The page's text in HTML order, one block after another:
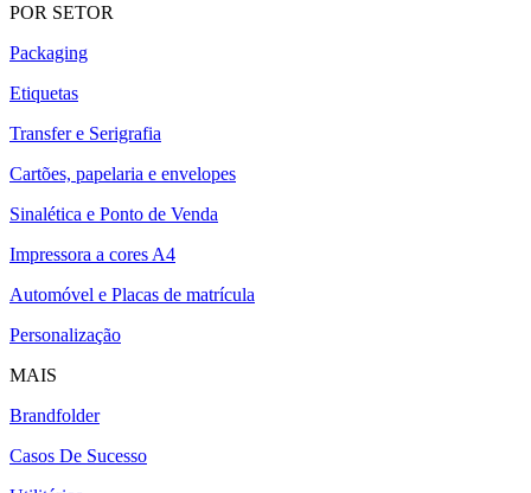
POR SETOR
Packaging
Etiquetas
Transfer e Serigrafia
Cartões, papelaria e envelopes
Sinalética e Ponto de Venda
Impressora a cores A4
Automóvel e Placas de matrícula
Personalização
MAIS
Brandfolder
Casos De Sucesso